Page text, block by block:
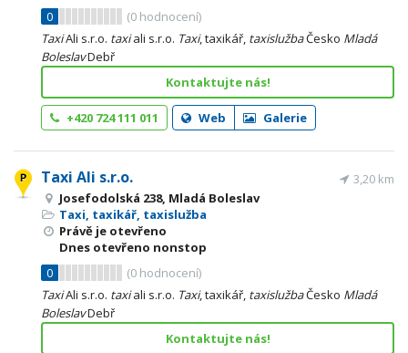
0
(0 hodnocení)
TaxiAli s.r.o. taxiali s.r.o. Taxi, taxikář, taxislužbaČesko Mladá
BoleslavDebř
Kontaktujte nás!
+420 724 111 011 Web Galerie
Taxi Ali s.r.o.
Josefodolská 238, Mladá Boleslav
Taxi, taxikář, taxislužba
Právě je otevřeno
Dnes otevřeno nonstop
0
(0 hodnocení)
3,20 km
TaxiAli s.r.o. taxiali s.r.o. Taxi, taxikář, taxislužbaČesko Mladá
BoleslavDebř
Kontaktujte nás!